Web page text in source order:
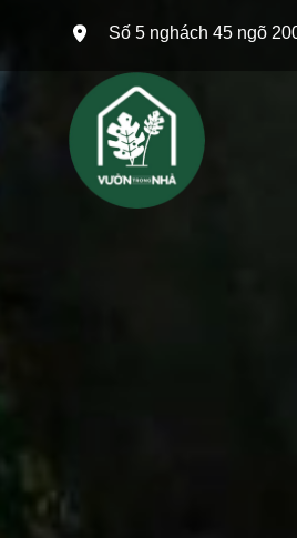
nội
Số 5 nghách 45 ngõ